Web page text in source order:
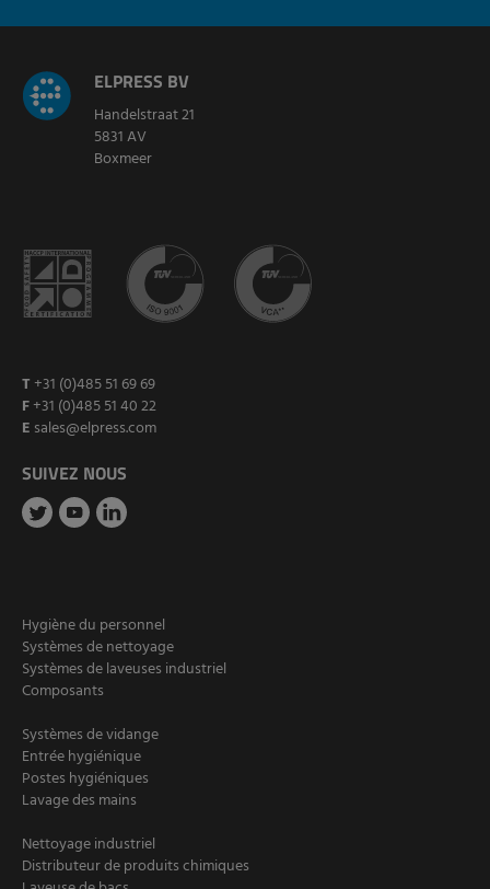
ELPRESS BV
Handelstraat 21
5831 AV
Boxmeer
T +31 (0)485 51 69 69
F+31 (0)485 51 40 22
E sales@elpress.com
SUIVEZ NOUS
Hygiène du personnel
Systèmes de nettoyage
Systèmes de laveuses industriel
Composants
Systèmes de vidange
Entrée hygiénique
Postes hygiéniques
Lavage des mains
Nettoyage industriel
Distributeur de produits chimiques